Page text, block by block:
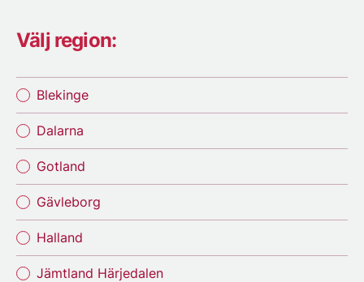
Välj region:
Blekinge
Dalarna
Gotland
Gävleborg
Halland
Jämtland Härjedalen